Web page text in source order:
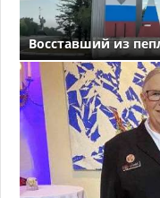
Восставший из